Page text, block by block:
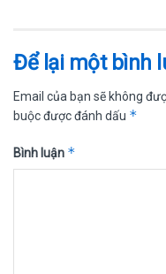
Để lại một bình
Email của bạn sẽ không
buộc được đánh dấu *
Bình luận *